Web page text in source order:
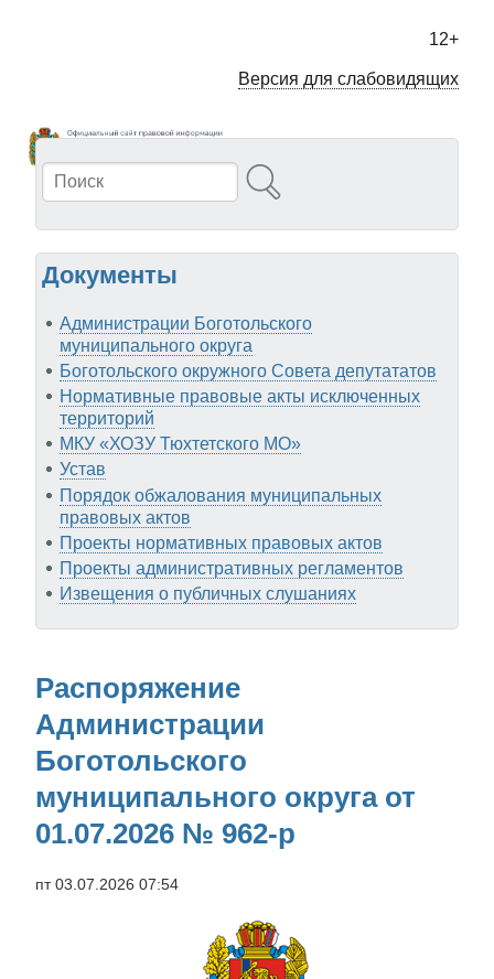
12+
Версия для слабовидящих
Поиск
Документы
Администрации Боготольского
муниципального округа
Боготольского окружного Совета депутататов
Нормативные правовые акты исключенных
территорий
МКУ «ХОЗУ Тюхтетского МО»
Устав
Порядок обжалования муниципальных
правовых актов
Проекты нормативных правовых актов
Проекты административных регламентов
Извещения о публичных слушаниях
Распоряжение
Администрации
Боготольского
муниципального округа от
01.07.2026 № 962-р
пт 03.07.2026 07:54